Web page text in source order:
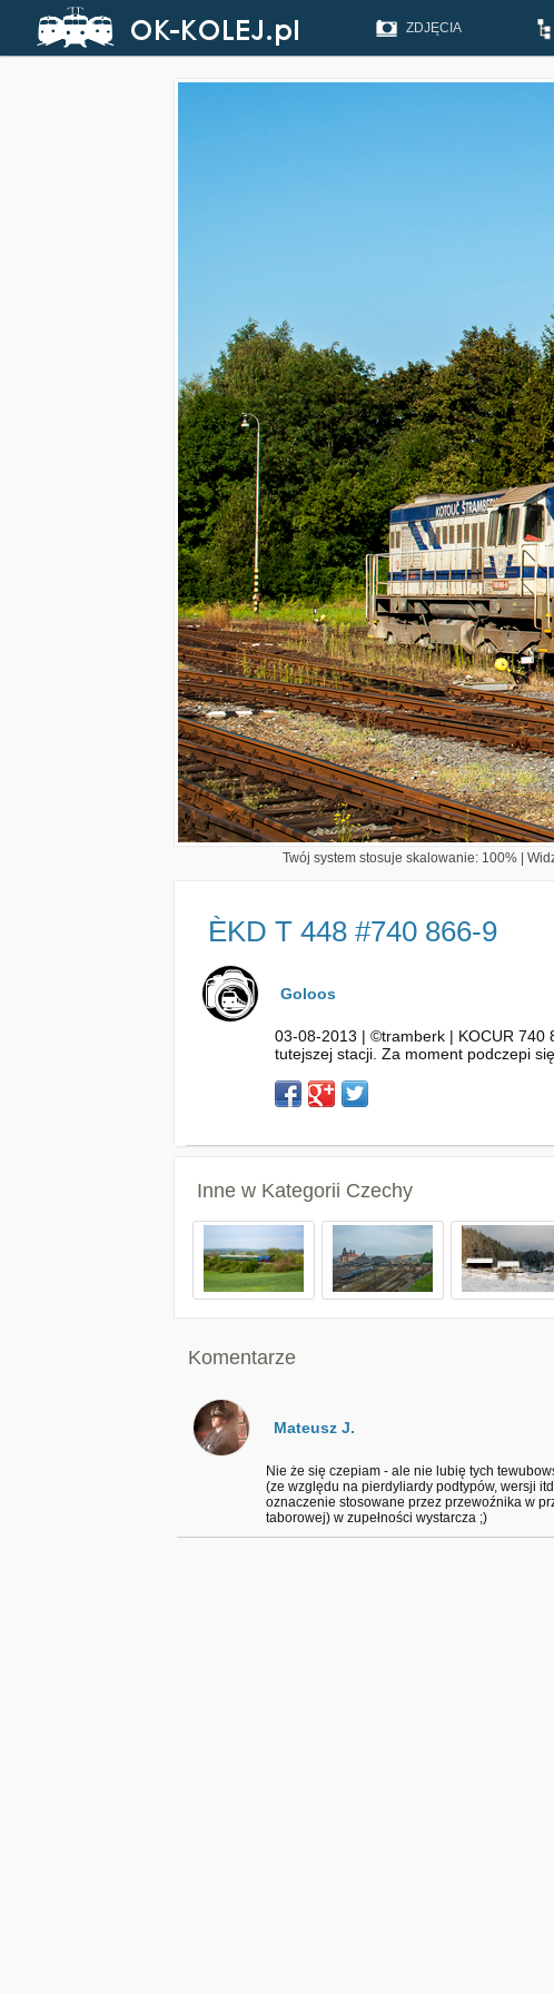
ZDJĘCIA
Twój system stosuje skalowanie: 100% |
ÈKD T 448 #740 866-9
Goloos
03-08-2013 | ©tramberk | KOCUR 740
tutejszej stacji. Za moment podczepi
Inne w Kategorii Czechy
Komentarze
Mateusz J.
Nie że się czepiam - ale nie lubię tych
(ze względu na pierdyliardy podtypów, wersji
oznaczenie stosowane przez przewoźnika w
taborowej) w zupełności wystarcza ;)